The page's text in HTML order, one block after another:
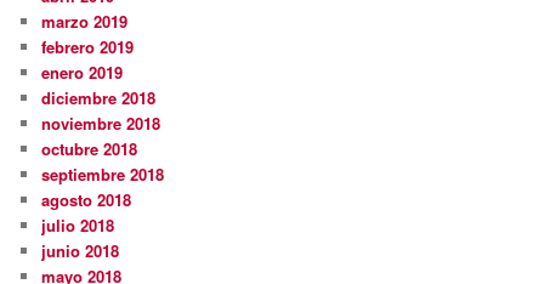
marzo 2019
febrero 2019
enero 2019
diciembre 2018
noviembre 2018
octubre 2018
septiembre 2018
agosto 2018
julio 2018
junio 2018
mayo 2018